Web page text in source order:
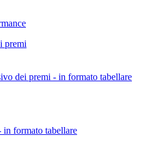
premi
dei premi - in formato tabellare
formato tabellare